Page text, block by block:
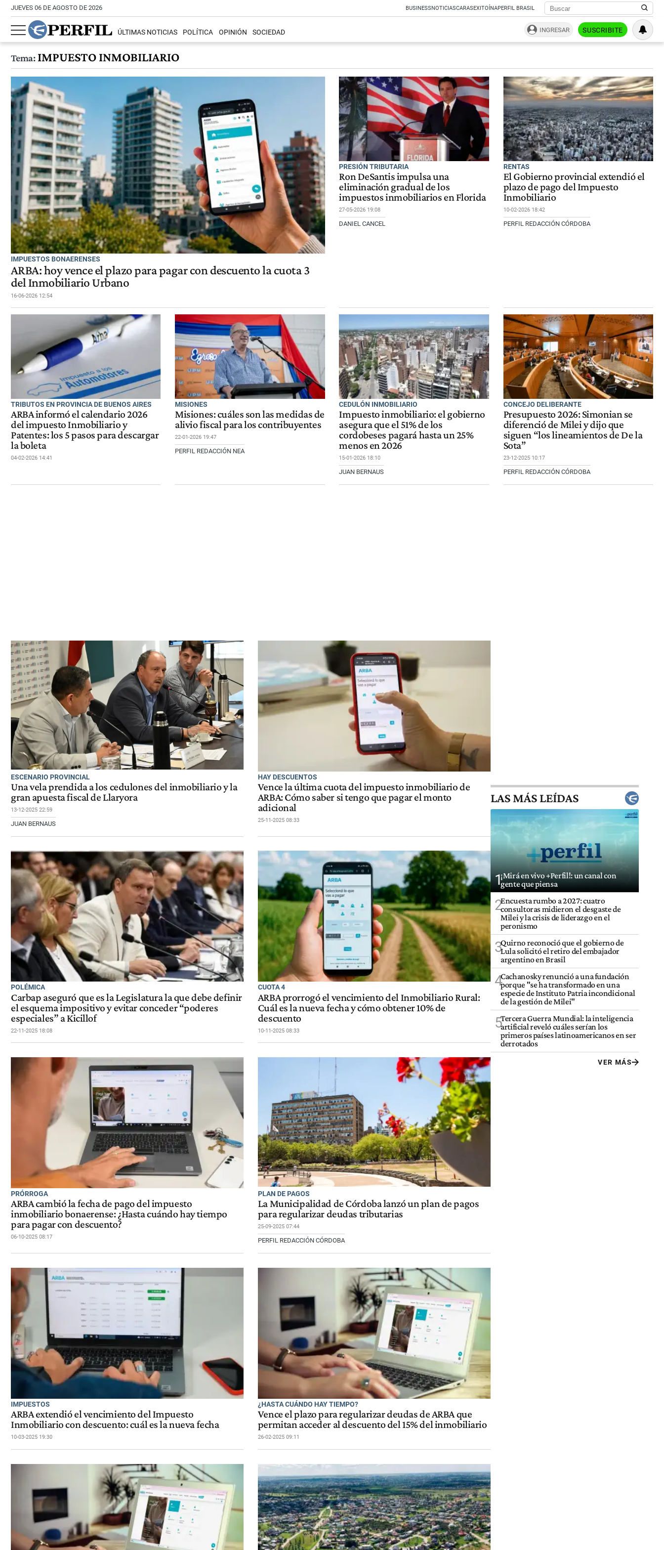
JUEVES 06 DE AGOSTO DE 2026 BUSINESSNOTICIASCARASEXITOÍNAPERFIL BRASIL
ÚLTIMAS NOTICIAS POLÍTICA OPINIÓN SOCIEDAD INGRESAR SUSCRIBITE
Tema:IMPUESTO INMOBILIARIO
IMPUESTOS BONAERENSES
ARBA: hoy vence el plazo para pagar con descuento la cuota 3
del Inmobiliario Urbano
16-06-2026 12:54
PRESIÓN TRIBUTARIA
Ron DeSantis impulsa una
eliminación gradual de los
impuestos inmobiliarios en Florida
27-05-2026 19:08
DANIEL CANCEL
RENTAS
El Gobierno provincial extendió el
plazo de pago del Impuesto
Inmobiliario
10-02-2026 18:42
PERFIL REDACCIÓN CÓRDOBA
TRIBUTOS EN PROVINCIA DE BUENOS AIRES
ARBA informó el calendario 2026
del impuesto Inmobiliario y
Patentes: los 5 pasos para descargar
la boleta
04-02-2026 14:41
MISIONES
Misiones: cuáles son las medidas de
alivio fiscal para los contribuyentes
22-01-2026 19:47
PERFIL REDACCIÓN NEA
CEDULÓN INMOBILIARIO
Impuesto inmobiliario: el gobierno
asegura que el 51% de los
cordobeses pagará hasta un 25%
menos en 2026
15-01-2026 18:10
JUAN BERNAUS
CONCEJO DELIBERANTE
Presupuesto 2026: Simonian se
diferenció de Milei y dijo que
siguen “los lineamientos de De la
Sota”
23-12-2025 10:17
PERFIL REDACCIÓN CÓRDOBA
ESCENARIO PROVINCIAL
Una vela prendida a los cedulones del inmobiliario y la
gran apuesta fiscal de Llaryora
13-12-2025 22:59
JUAN BERNAUS
HAY DESCUENTOS
Vence la última cuota del impuesto inmobiliario de
ARBA: Cómo saber si tengo que pagar el monto
adicional
25-11-2025 08:33
POLÉMICA
Carbap aseguró que es la Legislatura la que debe definir
el esquema impositivo y evitar conceder “poderes
especiales” a Kicillof
22-11-2025 18:08
CUOTA 4
ARBA prorrogó el vencimiento del Inmobiliario Rural:
Cuál es la nueva fecha y cómo obtener 10% de
descuento
10-11-2025 08:33
PRÓRROGA
ARBA cambió la fecha de pago del impuesto
inmobiliario bonaerense: ¿Hasta cuándo hay tiempo
para pagar con descuento?
06-10-2025 08:17
PLAN DE PAGOS
La Municipalidad de Córdoba lanzó un plan de pagos
para regularizar deudas tributarias
25-09-2025 07:44
PERFIL REDACCIÓN CÓRDOBA
IMPUESTOS
ARBA extendió el vencimiento del Impuesto
Inmobiliario con descuento: cuál es la nueva fecha
10-03-2025 19:30
¿HASTA CUÁNDO HAY TIEMPO?
Vence el plazo para regularizar deudas de ARBA que
permitan acceder al descuento del 15% del inmobiliario
26-02-2025 09:11
LAS MÁS LEÍDAS
1¡Mirá en vivo +Perfil!: un canal con
gente que piensa
2Encuesta rumbo a 2027: cuatro
consultoras midieron el desgaste de
Milei y la crisis de liderazgo en el
peronismo
3Quirno reconoció que el gobierno de
Lula solicitó el retiro del embajador
argentino en Brasil
4Cachanosky renunció a una fundación
porque "se ha transformado en una
especie de Instituto Patria incondicional
de la gestión de Milei"
5Tercera Guerra Mundial: la inteligencia
artificial reveló cuáles serían los
primeros países latinoamericanos en ser
derrotados
VER MÁS